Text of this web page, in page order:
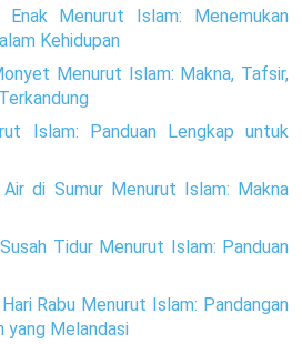
Enak Menurut Islam: Menemukan
Kehidupan
Menurut Islam: Makna, Tafsir,
Islam: Panduan Lengkap untuk
Air di Sumur Menurut Islam: Makna
Tidur Menurut Islam: Panduan
Rabu Menurut Islam: Pandangan
yang Melandasi